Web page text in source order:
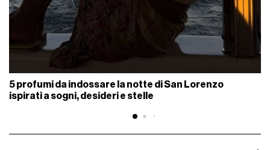
5 profumi da indossare la notte di San Lorenzo
ispirati a sogni, desideri e stelle